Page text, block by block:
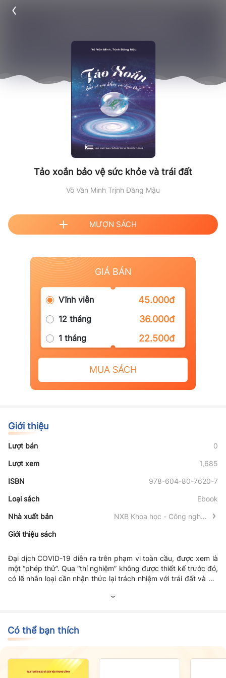
Tảo xoắn bảo vệ sức khỏe và trái đất
Võ Văn Minh Trịnh Đăng Mậu
MƯỢN SÁCH
GIÁ BÁN
Vĩnh viễn 45.000đ
12 tháng 36.000đ
1 tháng 22.500đ
MUA SÁCH
Giới thiệu
Lượt bán 0
Lượt xem 1,685
ISBN 978-604-80-7620-7
Loại sách Ebook
Nhà xuất bản
NXB Khoa học - Công nghệ -
Giới thiệu sách
Đại dịch COVID-19 diễn ra trên phạm vi toàn cầu, được xem là
một “phép thử”. Qua “thí nghiệm” không được thiết kế trước đó,
có lẽ nhân loại cần nhận thức lại trách nhiệm với trái đất và với
mở cánh cửa cho tương lai. Với tôn chỉ hợp tác, sáng tạo,
Nẵng (DN-EBR) đã tổng hợp tư liệu và kinh nghiệm nghiên cứu
để biên soạn cuốn sách này. Với mong muốn giới thiệu cho bạn
đọc hiểu biết rõ hơn về nguồn gốc cũng như những giá trị to
lớn của một loài sinh vật rất nhỏ bé. Nhưng “màu xanh” của
chúng có thể giúp bảo vệ được cả hành tinh cũng như sức
Có thể bạn thích